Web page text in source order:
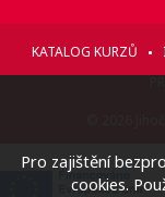
KATALOG KURZŮ
© 2026
Pro zajištění
cookies.